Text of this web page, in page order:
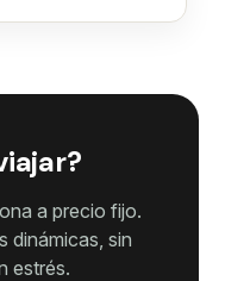
a precio fijo.
dinámicas, sin
estrés.